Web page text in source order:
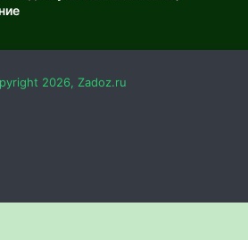
2026, Zadoz.ru